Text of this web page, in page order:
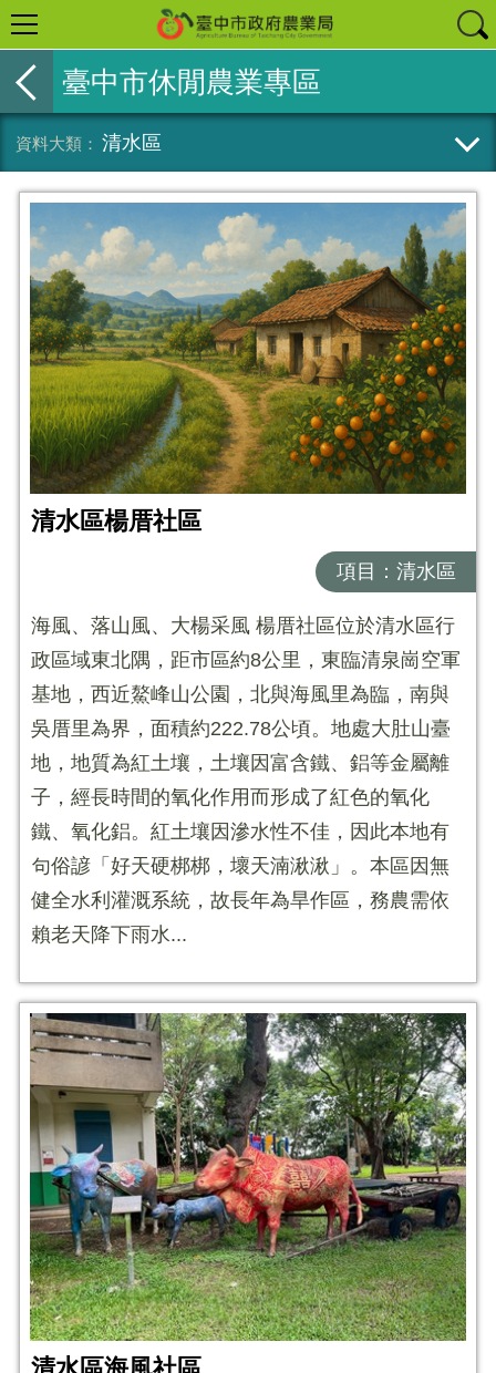
臺中市休閒農業專區
清水區
清水區楊厝社區
項目：清水區
海風、落山風、大楊采風 楊厝社區位於清水區行
政區域東北隅，距市區約8公里，東臨清泉崗空軍
基地，西近鰲峰山公園，北與海風里為臨，南與
吳厝里為界，面積約222.78公頃。地處大肚山臺
地，地質為紅土壤，土壤因富含鐵、鋁等金屬離
子，經長時間的氧化作用而形成了紅色的氧化
鐵、氧化鋁。紅土壤因滲水性不佳，因此本地有
句俗諺「好天硬梆梆，壞天湳湫湫」。本區因無
健全水利灌溉系統，故長年為旱作區，務農需依
賴老天降下雨水...